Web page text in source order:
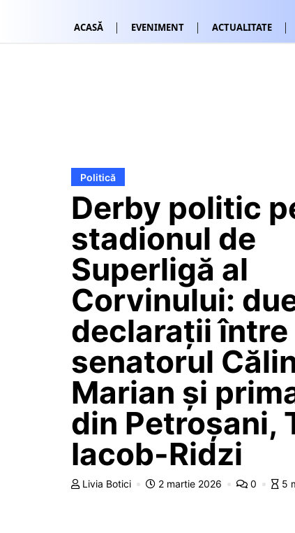
ACASĂ EVENIMENT ACTUALITATE
Politică
Derby politic
stadionul de
Superligă al
Corvinului:
declarații între
senatorul
Marian și
din Petroșani,
Iacob-Ridzi
Livia Botici 2 martie 2026 0 5